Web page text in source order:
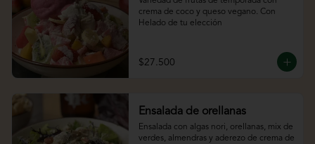
crema de coco y queso vegano. Con
Helado de tu elección
$27.500
Ensalada de orellanas
Ensalada con algas nori, orellanas, mix de
verdes, almendras y aderezo de crema de